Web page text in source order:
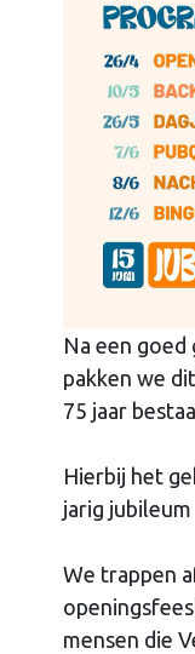
Na een goed
pakken we
75 jaar
Hierbij het
jarig jubileum
We trappen
mensen die